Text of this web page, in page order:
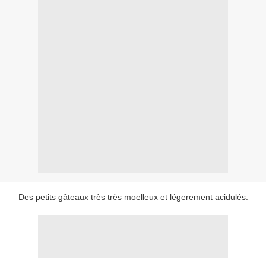
Des petits gâteaux très très moelleux et légerement acidulés.